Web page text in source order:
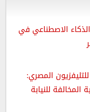
الاصطناعي في
المصري:
المخالفة للنيابة